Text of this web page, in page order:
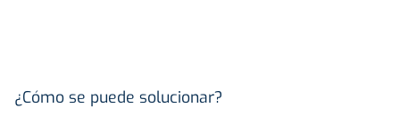
¿Cómo se puede solucionar?